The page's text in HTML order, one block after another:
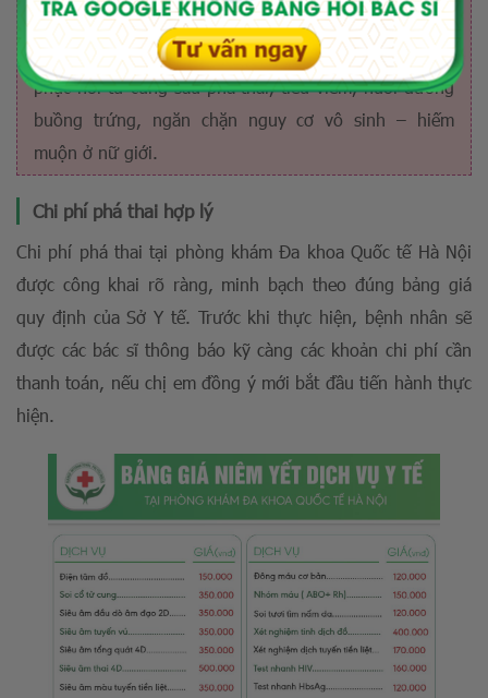
phí“máy phục hồi tử cung”giúp phục hồi tổn thương,
tái tạo tế bào mới, cải thiện chức năng sinh lý, hỗ trợ
phục hồi tử cung sau phá thai, tiêu viêm, nuôi dưỡng
buồng trứng, ngăn chặn nguy cơ vô sinh – hiếm
muộn ở nữ giới.
Chi phí phá thai hợp lý
Chi phí phá thai tại phòng khám Đa khoa Quốc tế Hà Nội
được công khai rõ ràng, minh bạch theo đúng bảng giá
quy định của Sở Y tế. Trước khi thực hiện, bệnh nhân sẽ
được các bác sĩ thông báo kỹ càng các khoản chi phí cần
thanh toán, nếu chị em đồng ý mới bắt đầu tiến hành thực
hiện.